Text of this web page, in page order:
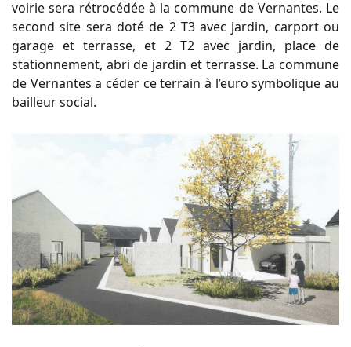
voirie sera rétrocédée à la commune de Vernantes. Le
second site sera doté de 2 T3 avec jardin, carport ou
garage et terrasse, et 2 T2 avec jardin, place de
stationnement, abri de jardin et terrasse. La commune
de Vernantes a céder ce terrain à l’euro symbolique au
bailleur social.